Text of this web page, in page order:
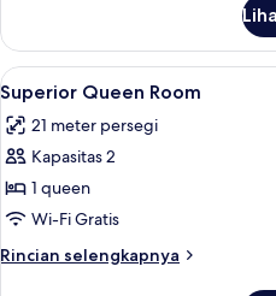
Suite
Superior
Lihat
semua
foto
untuk
Superior
Queen
Room
4
Superior Queen Room
21 meter persegi
Kapasitas 2
1 queen
Wi-Fi Gratis
Rincian selengkapnya
Rincian